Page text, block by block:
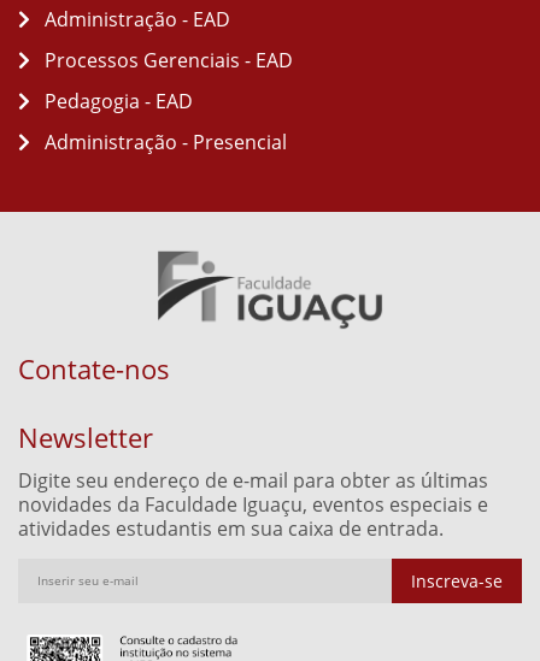
Administração - EAD
Processos Gerenciais - EAD
Pedagogia - EAD
Administração - Presencial
Contate-nos
Newsletter
Digite seu endereço de e-mail para obter as últimas
novidades da Faculdade Iguaçu, eventos especiais e
atividades estudantis em sua caixa de entrada.
Inscreva-se